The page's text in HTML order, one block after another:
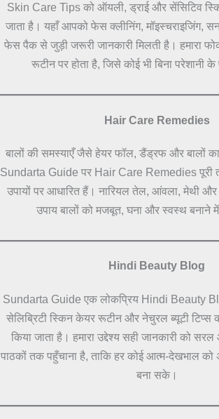
Skin Care Tips को ऑयली, ड्राई और सेंसिटिव
जाता है। यहाँ आपको फेस क्लीनिंग, मॉइस्चराइजिंग,
फेस पैक से जुड़ी जरूरी जानकारी मिलती है। हमारा
रूटीन पर होता है, जिसे कोई भी बिना परेशानी
Hair Care Remedies
बालों की समस्याएँ जैसे हेयर फॉल, डैंड्रफ और बालों
Sundarta Guide पर Hair Care Remedies पूरी
उपायों पर आधारित हैं। नारियल तेल, आंवला, मेथी
उपाय बालों को मजबूत, घना और स्वस्थ बनाने
Hindi Beauty Blog
Sundarta Guide एक लोकप्रिय Hindi Beauty
सेलिब्रिटी स्किन केयर रूटीन और नेचुरल ब्यूटी टिप्स
किया जाता है। हमारा उद्देश्य सही जानकारी को
पाठकों तक पहुँचाना है, ताकि हर कोई आत्म-देखभाल को
बना सके।